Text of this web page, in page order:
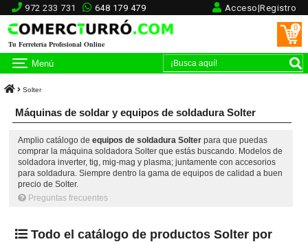
972 233 731 648 179 479 Acceso|Registro
Tu Ferretería Profesional Online
0
Menú
Solter
Máquinas de soldar y equipos de soldadura Solter
Amplio catálogo de equipos de soldadura Solterpara que puedas
comprar la máquina soldadora Solter que estás buscando. Modelos de
soldadora inverter, tig, mig-mag y plasma; juntamente con accesorios
para soldadura. Siempre dentro la gama de equipos de calidad a buen
precio de Solter.
Preguntas frecuentes
Todo el catálogo de productos Solter por